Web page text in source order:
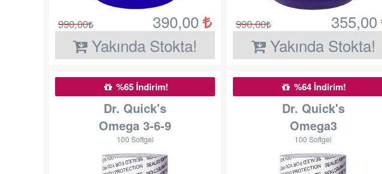
990,00
390,00
Yakında Stokta!
990,00
355,00
Yakında Stokta!
%65 İndirim!
Dr. Quick's
Omega 3-6-9
100 Softgel
%64 İndirim!
Dr. Quick's
Omega3
100 Softgel